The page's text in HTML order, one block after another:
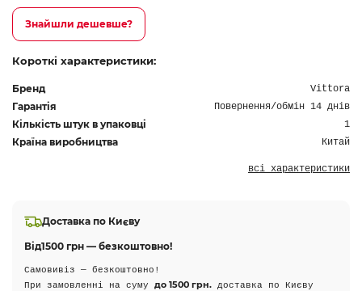
Знайшли дешевше?
Короткі характеристики:
Бренд Vittora
Гарантія Повернення/обмін 14 днів
Кількість штук в упаковці 1
Країна виробництва Китай
всі характеристики
Доставка по Києву
Від1500 грн — безкоштовно!
Самовивіз — безкоштовно!
При замовленні на суму до 1500 грн. доставка по Києву